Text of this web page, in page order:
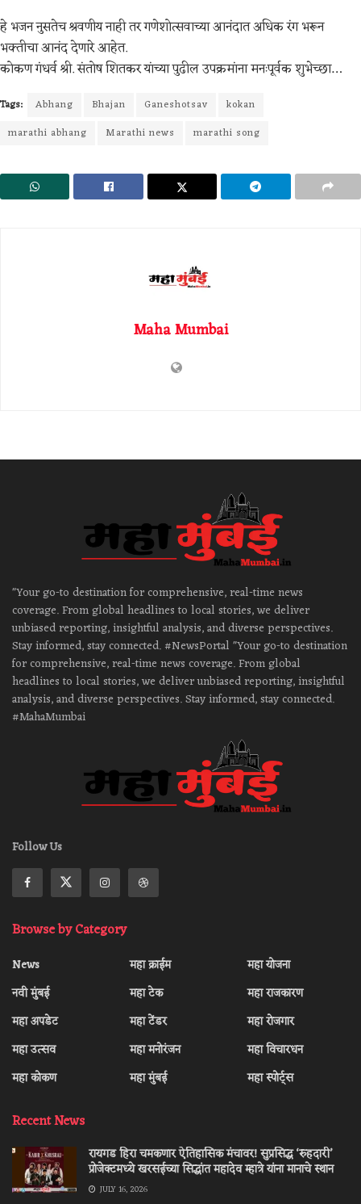
हे भजन नुसतेच श्रवणीय नाही तर गणेशोत्सवाच्या आनंदात अधिक रंग भरून
भक्तीचा आनंद देणारे आहेत.
कोकण गंधर्व श्री. संतोष शितकर यांच्या पुढील उपक्रमांना मनःपूर्वक शुभेच्छा…
Tags: Abhang Bhajan Ganeshotsav
kokan
marathi abhang
Marathi news marathi song
Maha Mumbai
"Your go-to destination for comprehensive, real-time news
coverage. From global headlines to local stories, we deliver
unbiased reporting, insightful analysis, and diverse perspectives.
Stay informed, stay connected. #NewsPortal "Your go-to destination
for comprehensive, real-time news coverage. From global
headlines to local stories, we deliver unbiased reporting, insightful
analysis, and diverse perspectives. Stay informed, stay connected.
#MahaMumbai
Follow Us
Browse by Category
News
नवी मुंबई
महा अपडेट
महा उत्सव
महा कोकण
महा क्राईम
महा टेक
महा टेंडर
महा मनोरंजन
महा मुंबई
महा योजना
महा राजकारण
महा रोजगार
महा विचारधन
महा स्पोर्ट्स
Recent News
रायगड हिरा चमकणार ऐतिहासिक मंचावर! सुप्रसिद्ध ‘रुहदारी’
प्रोजेक्टमध्ये खरसईच्या सिद्धांत महादेव म्हात्रे यांना मानाचे स्थान
JULY 16, 2026